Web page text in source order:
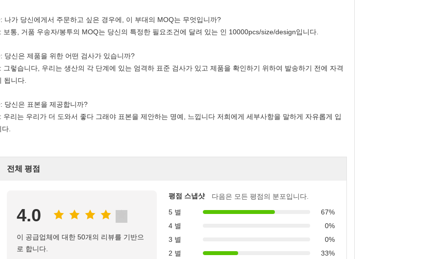
나가 당신에게서 주문하고 싶은 경우에, 이 부대의 MOQ는 무엇입니까?
보통, 거품 우송자/봉투의 MOQ는 당신의 특정한 필요조건에 달려 있는 인 10000pcs/size/design입니다.
당신은 제품을 위한 어떤 검사가 있습니까?
그렇습니다, 우리는 생산의 각 단계에 있는 엄격하 표준 검사가 있고 제품을 확인하기 위하여 발송하기 전에 자격
됩니다.
당신은 표본을 제공합니까?
우리는 우리가 더 도와서 좋다 그래야 표본을 제안하는 명예, 느낍니다 저희에게 세부사항을 말하게 자유롭게 입
.
전체 평점
4.0
이 공급업체에 대한 50개의 리뷰를 기반으
로 합니다.
평점 스냅샷
다음은 모든 평점의 분포입니다.
5 별
67%
4 별
0%
3 별
0%
2 별
33%